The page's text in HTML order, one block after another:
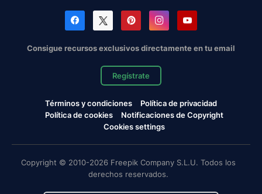
Consigue recursos exclusivos directamente en tu email
Regístrate
Términos y condiciones
Política de privacidad
Política de cookies
Notificaciones de Copyright
Cookies settings
Copyright © 2010-2026 Freepik Company S.L.U. Todos los
derechos reservados.